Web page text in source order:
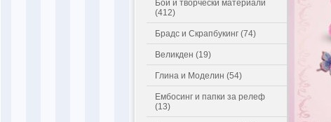
Бои и творчески материали
(412)
Брадс и Скрапбукинг (74)
Великден (19)
Глина и Моделин (54)
Ембосинг и папки за релеф
(13)